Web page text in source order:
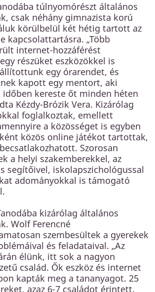
túlnyomórészt általános
csak néhány gimnazista korú
körülbelül két hétig tartott az
kapcsolattartásra. „Több
internet-hozzáférést
részüket eszközökkel is
egy órarendet, és
kapott egy mentort, aki
kereste őt minden héten
Kézdy-Brózik Vera. Kizárólag
foglalkoztak, emellett
a közösséget is egyben
közös online játékot tartottak,
Szorosan
a helyi szakemberekkel, az
segítőivel, iskolapszichológussal
adományokkal is támogató
kizárólag általános
Wolf Ferencné
szembesültek a gyerekek
és feladataival. „Az
élünk, itt sok a nagyon
család. Ők eszköz és internet
kapták meg a tananyagot. 25
azaz 6-7 családot érintett.